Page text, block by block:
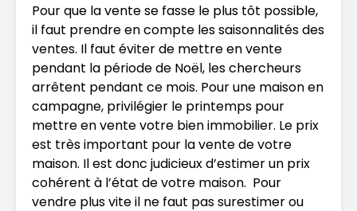
Pour que la vente se fasse le plus tôt possible,
il faut prendre en compte les saisonnalités des
ventes. Il faut éviter de mettre en vente
pendant la période de Noël, les chercheurs
arrêtent pendant ce mois. Pour une maison en
campagne, privilégier le printemps pour
mettre en vente votre bien immobilier. Le prix
est très important pour la vente de votre
maison. Il est donc judicieux d’estimer un prix
cohérent à l’état de votre maison. Pour
vendre plus vite il ne faut pas surestimer ou